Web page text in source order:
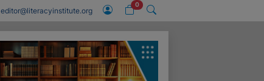
editor@literacyinstitute.org
0